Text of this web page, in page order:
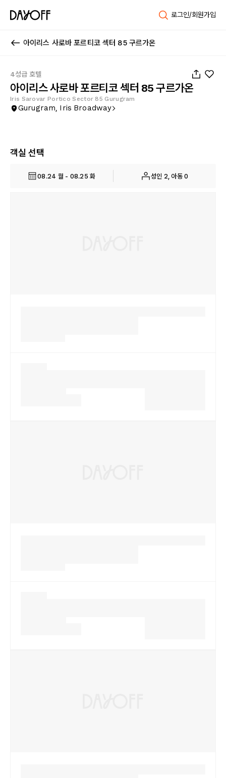
로그인/회원가입
아이리스 사로바 포르티코 섹터 85 구르가온
4성급 호텔
아이리스 사로바 포르티코 섹터 85 구르가온
Iris Sarovar Portico Sector 85 Gurugram
Gurugram, Iris Broadway
객실 선택
08.24 월 - 08.25 화 성인 2, 아동 0